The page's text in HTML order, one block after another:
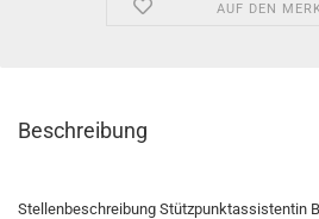
AUF DEN
Beschreibung
Stellenbeschreibung Stützpunktassistentin